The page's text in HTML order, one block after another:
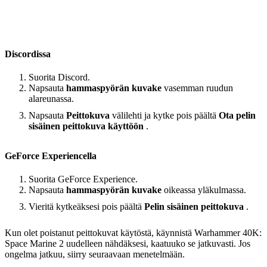
Discordissa
Suorita Discord.
Napsauta hammaspyörän kuvake vasemman ruudun
alareunassa.
Napsauta Peittokuva välilehti ja kytke pois päältä Ota pelin
sisäinen peittokuva käyttöön .
GeForce Experiencella
Suorita GeForce Experience.
Napsauta hammaspyörän kuvake oikeassa yläkulmassa.
Vieritä kytkeäksesi pois päältä Pelin sisäinen peittokuva .
Kun olet poistanut peittokuvat käytöstä, käynnistä Warhammer 40K:
Space Marine 2 uudelleen nähdäksesi, kaatuuko se jatkuvasti. Jos
ongelma jatkuu, siirry seuraavaan menetelmään.